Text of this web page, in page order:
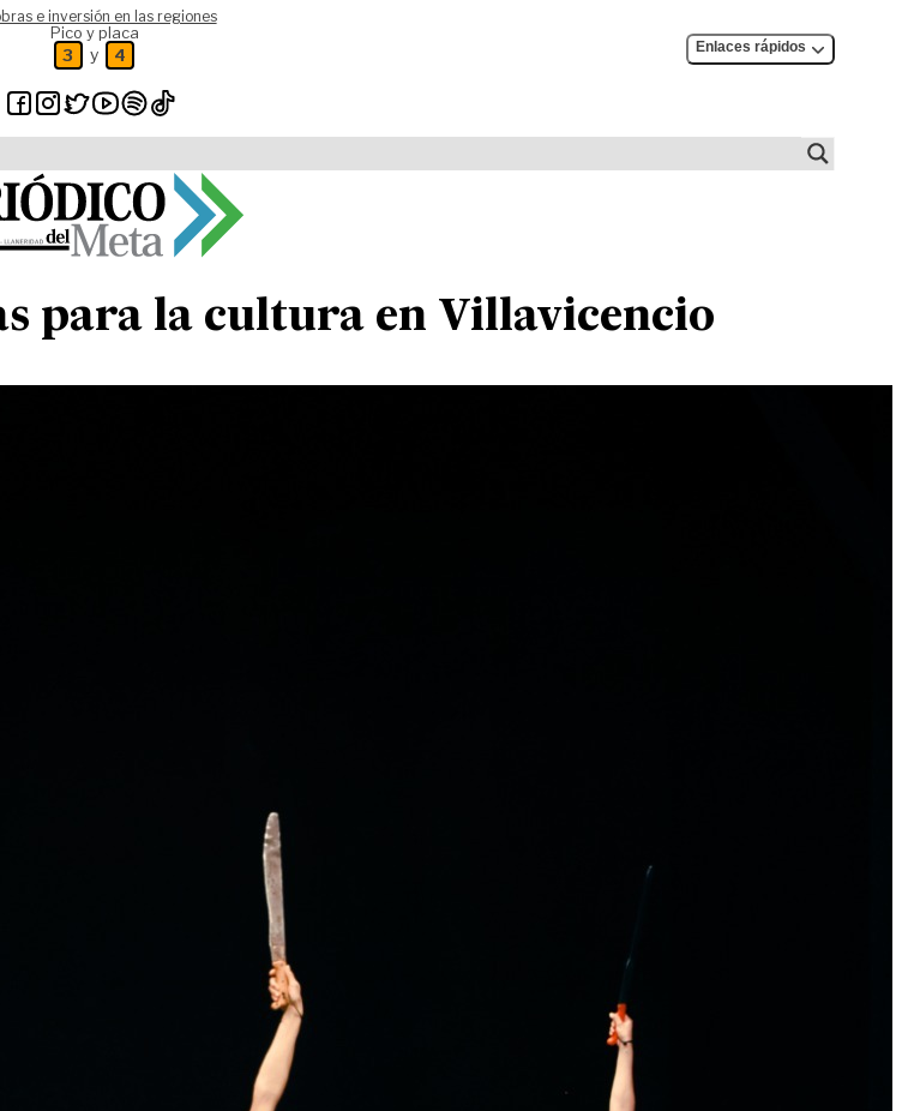
e inversión en las regiones
Pico y placa
3 y 4 Enlaces rápidos
para la cultura en Villavicencio